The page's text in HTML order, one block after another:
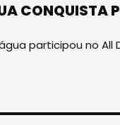
CONQUISTA
participou no All